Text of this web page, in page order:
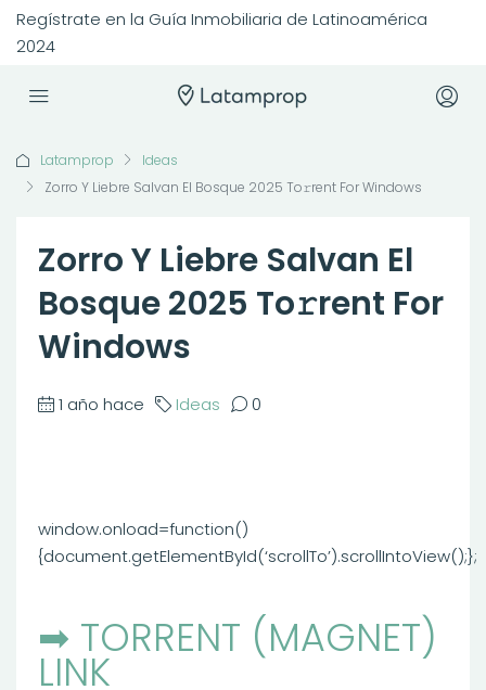
Regístrate en la Guía Inmobiliaria de Latinoamérica
2024
Latamprop
Ideas
Zorro Y Liebre Salvan El Bosque 2025 To𝚛rent For Windows
Zorro Y Liebre Salvan El
Bosque 2025 To𝚛rent For
Windows
1 año hace Ideas 0
window.onload=function()
{document.getElementById(‘scrollTo’).scrollIntoView();};
➡ TORRENT (MAGNET)
LINK